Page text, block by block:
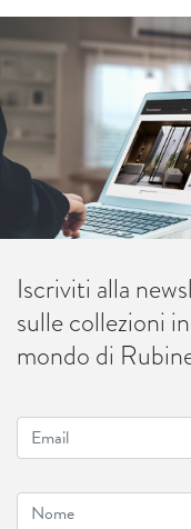
Iscriviti alla
sulle collezioni
mondo di